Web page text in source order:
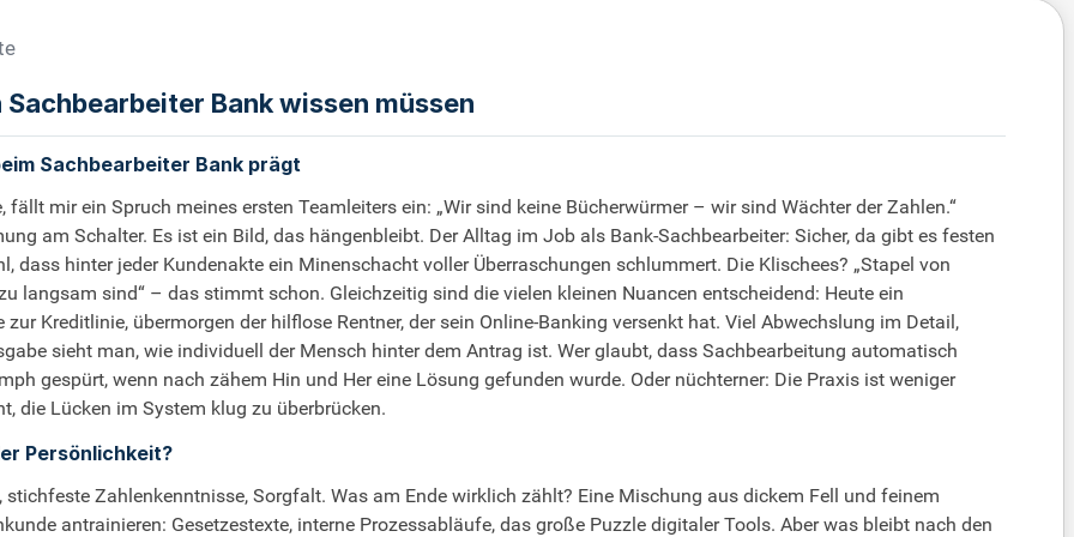
Bank wissen müssen
Sachbearbeiter Bank prägt
mir ein Spruch meines ersten Teamleiters ein: „Wir sind keine Bücherwürmer – wir sind Wächter der Zahlen.“
am Schalter. Es ist ein Bild, das hängenbleibt. Der Alltag im Job als Bank-Sachbearbeiter: Sicher, da gibt es festen
dass hinter jeder Kundenakte ein Minenschacht voller Überraschungen schlummert. Die Klischees? „Stapel von
langsam sind“ – das stimmt schon. Gleichzeitig sind die vielen kleinen Nuancen entscheidend: Heute ein
Kreditlinie, übermorgen der hilflose Rentner, der sein Online-Banking versenkt hat. Viel Abwechslung im Detail,
sieht man, wie individuell der Mensch hinter dem Antrag ist. Wer glaubt, dass Sachbearbeitung automatisch
gespürt, wenn nach zähem Hin und Her eine Lösung gefunden wurde. Oder nüchterner: Die Praxis ist weniger
die Lücken im System klug zu überbrücken.
Persönlichkeit?
Zahlenkenntnisse, Sorgfalt. Was am Ende wirklich zählt? Eine Mischung aus dickem Fell und feinem
antrainieren: Gesetzestexte, interne Prozessabläufe, das große Puzzle digitaler Tools. Aber was bleibt nach den